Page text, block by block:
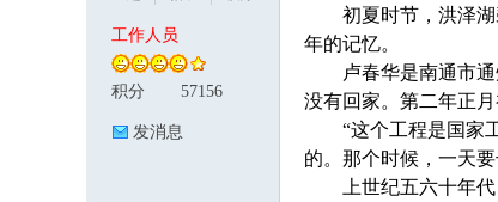
工作人员
积分 57156
发消息
初夏时节，洪泽湖碧
年的记忆。
卢春华是南通市通州
没有回家。第二年正
“这个工程是国家工
的。那个时候，一天
上世纪五六十年代，